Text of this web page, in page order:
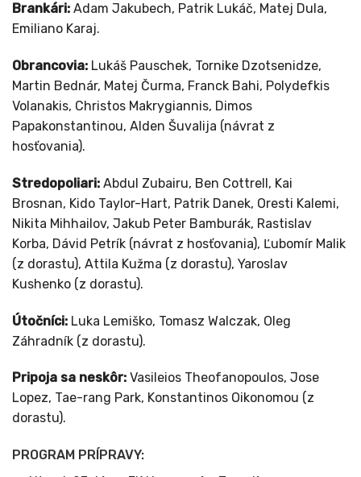
Brankári: Adam Jakubech, Patrik Lukáč, Matej Dula,
Emiliano Karaj.
Obrancovia: Lukáš Pauschek, Tornike Dzotsenidze,
Martin Bednár, Matej Čurma, Franck Bahi, Polydefkis
Volanakis, Christos Makrygiannis, Dimos
Papakonstantinou, Alden Šuvalija (návrat z
hosťovania).
Stredopoliari: Abdul Zubairu, Ben Cottrell, Kai
Brosnan, Kido Taylor-Hart, Patrik Danek, Oresti Kalemi,
Nikita Mihhailov, Jakub Peter Bamburák, Rastislav
Korba, Dávid Petrík (návrat z hosťovania), Ľubomír Malik
(z dorastu), Attila Kužma (z dorastu), Yaroslav
Kushenko (z dorastu).
Útočníci: Luka Lemiško, Tomasz Walczak, Oleg
Záhradník (z dorastu).
Pripoja sa neskôr: Vasileios Theofanopoulos, Jose
Lopez, Tae-rang Park, Konstantinos Oikonomou (z
dorastu).
PROGRAM PRÍPRAVY: